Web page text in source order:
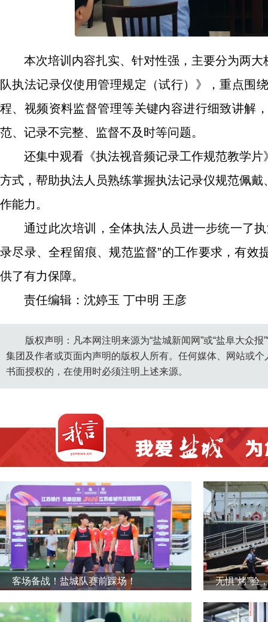
本次培训内容扎实、针对性强，主要分为两
队执法记录仪使用管理规定（试行）》，重点围
程、视频资料监督管理等关键内容进行细致讲解
范、记录不完整、监督不及时等问题。
还集中观看《执法视音频记录工作规范教学
方式，帮助执法人员熟练掌握执法记录仪规范佩
作能力。
通过此次培训，全体执法人员进一步统一了
录尽录、全程留痕、规范监督”的工作要求，有
供了有力保障。
责任编辑：沈婷玉 丁中明 王彦
版权声明：凡本网注明来源为“盐城新闻网”或“盐阜大众
集团及作者或页面内声明的版权人所有。任何媒体、网站或
书面授权的，在使用时必须注明上述来源。
客场备战！盐城队赛前踩场！ 无惧“烤”验